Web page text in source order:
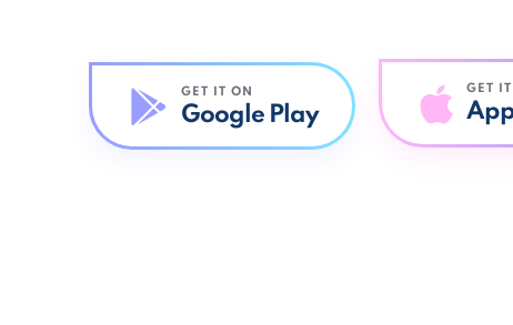
GET IT ON
Google Play
GET IT